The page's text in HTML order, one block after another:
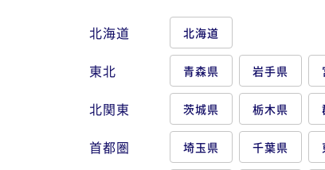
北海道 北海道
東北 青森県 岩手県
北関東 茨城県 栃木県
首都圏 埼玉県 千葉県